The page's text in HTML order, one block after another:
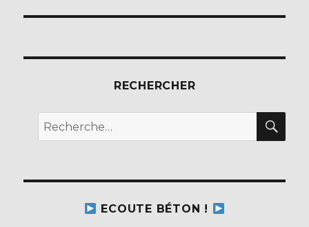
RECHERCHER
Recherche
pour :
ECOUTE BÉTON !